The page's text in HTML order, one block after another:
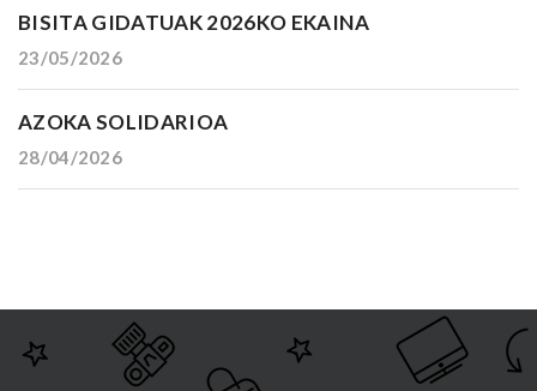
BISITA GIDATUAK 2026KO EKAINA
23/05/2026
AZOKA SOLIDARIOA
28/04/2026